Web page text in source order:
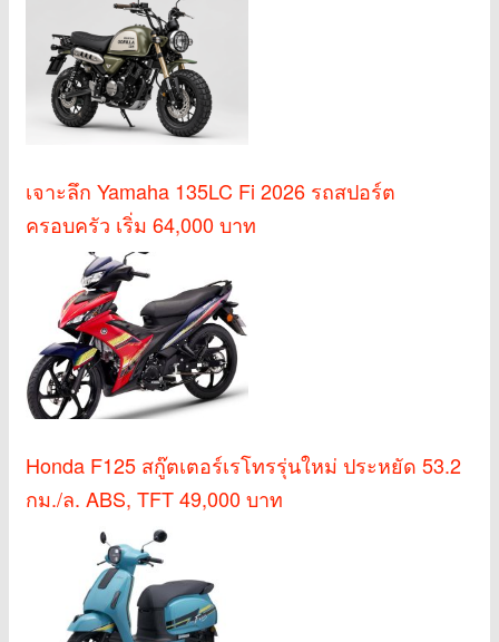
เจาะลึก Yamaha 135LC Fi 2026 รถสปอร์ต
ครอบครัว เริ่ม 64,000 บาท
Honda F125 สกู๊ตเตอร์เรโทรรุ่นใหม่ ประหยัด 53.2
กม./ล. ABS, TFT 49,000 บาท